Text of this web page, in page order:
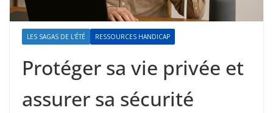
LES SAGAS DE L'ÉTÉ RESSOURCES HANDICAP
Protéger sa vie privée et
assurer sa sécurité